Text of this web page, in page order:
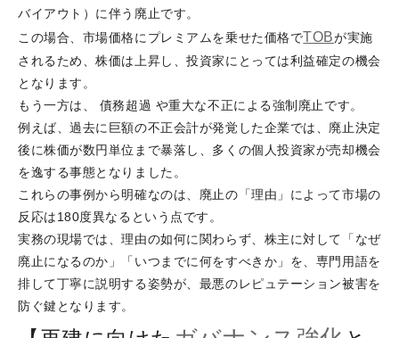
バイアウト）に伴う廃止です。
この場合、市場価格にプレミアムを乗せた価格でTOBが実施
されるため、株価は上昇し、投資家にとっては利益確定の機会
となります。
もう一方は、 債務超過 や重大な不正による強制廃止です。
例えば、過去に巨額の不正会計が発覚した企業では、廃止決定
後に株価が数円単位まで暴落し、多くの個人投資家が売却機会
を逸する事態となりました。
これらの事例から明確なのは、廃止の「理由」によって市場の
反応は180度異なるという点です。
実務の現場では、理由の如何に関わらず、株主に対して「なぜ
廃止になるのか」「いつまでに何をすべきか」を、専門用語を
排して丁寧に説明する姿勢が、最悪のレピュテーション被害を
防ぐ鍵となります。